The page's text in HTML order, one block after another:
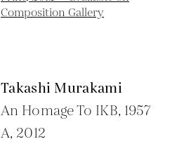
Takashi Murakami
An Homage To IKB, 1957
A, 2012